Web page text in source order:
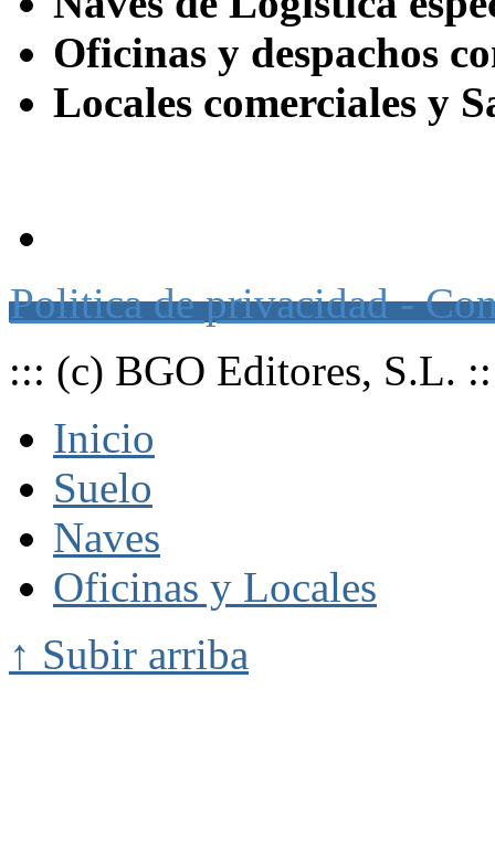
Oficinas y despachos
Locales comerciales y
Politica de privacidad -
::: (c) BGO Editores, S.L.
Inicio
Suelo
Naves
Oficinas y Locales
↑ Subir arriba